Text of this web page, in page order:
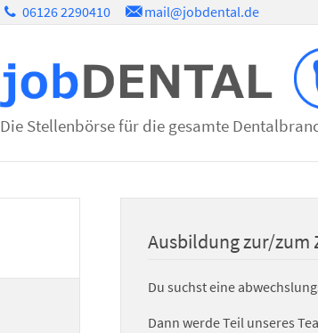
06126 2290410 mail@jobdental.de
Die Stellenbörse für die gesamte
Ausbildung zur/zum
Du suchst eine
Dann werde Teil unseres